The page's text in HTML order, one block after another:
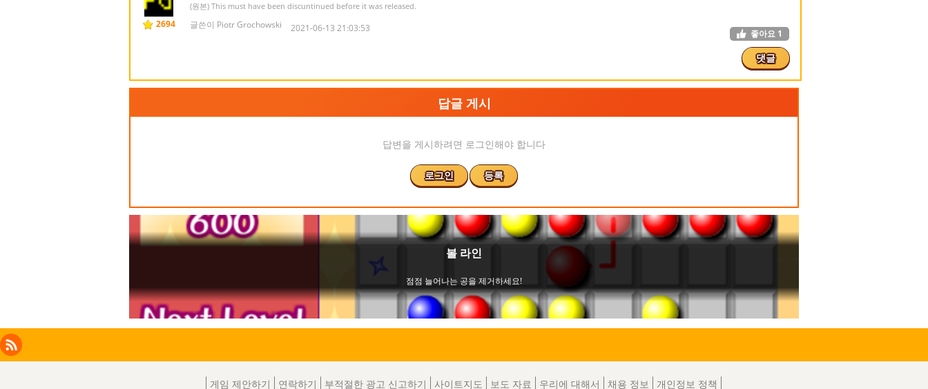
2694
(원본) This must have been discuntinued before it was released.
글쓴이 Piotr Grochowski 2021-06-13 21:03:53 좋아요 1
댓글
답글 게시
답변을 게시하려면 로그인해야 합니다
로그인 등록
Facebook
Instagram
X
LinkedIn
RSS
게임 제안하기 연락하기 부적절한 광고 신고하기 사이트지도 보도 자료 우리에 대해서 채용 정보 개인정보 정책